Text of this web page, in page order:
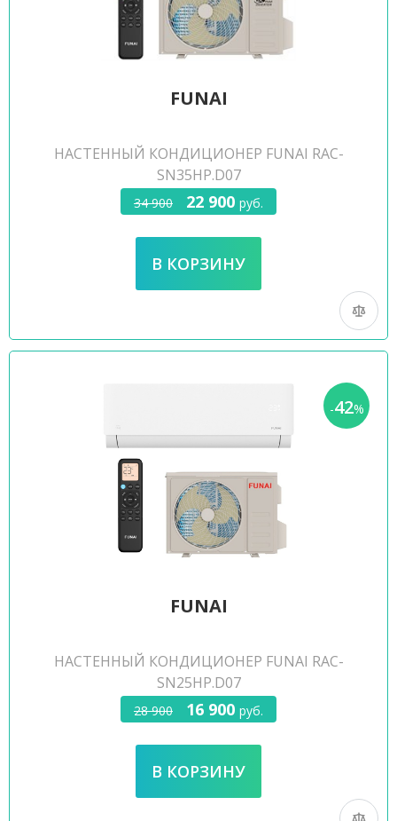
FUNAI
НАСТЕННЫЙ КОНДИЦИОНЕР FUNAI RAC-
SN35HP.D07
34 900 22 900 руб.
-42%
FUNAI
НАСТЕННЫЙ КОНДИЦИОНЕР FUNAI RAC-
SN25HP.D07
28 900 16 900 руб.